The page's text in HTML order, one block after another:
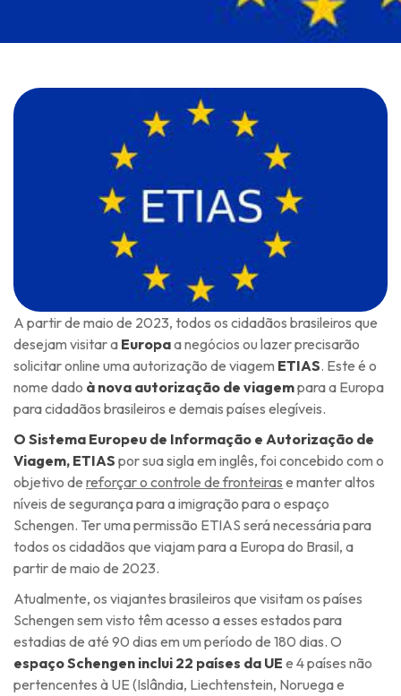
A partir de maio de 2023, todos os cidadãos brasileiros que
desejam visitar a Europaa negócios ou lazer precisarão
solicitar online uma autorização de viagem ETIAS. Este é o
nome dado à nova autorização de viagempara a Europa
para cidadãos brasileiros e demais países elegíveis.
O Sistema Europeu de Informação e Autorização de
Viagem, ETIAS por sua sigla em inglês, foi concebido com o
objetivo de reforçar o controle de fronteiras e manter altos
níveis de segurança para a imigração para o espaço
Schengen. Ter uma permissão ETIAS será necessária para
todos os cidadãos que viajam para a Europa do Brasil, a
partir de maio de 2023.
Atualmente, os viajantes brasileiros que visitam os países
Schengen sem visto têm acesso a esses estados para
estadias de até 90 dias em um período de 180 dias. O
espaço Schengen inclui 22 países da UE e 4 países não
pertencentes à UE (Islândia, Liechtenstein, Noruega e